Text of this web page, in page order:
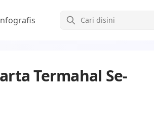
Cari
Termahal Se-